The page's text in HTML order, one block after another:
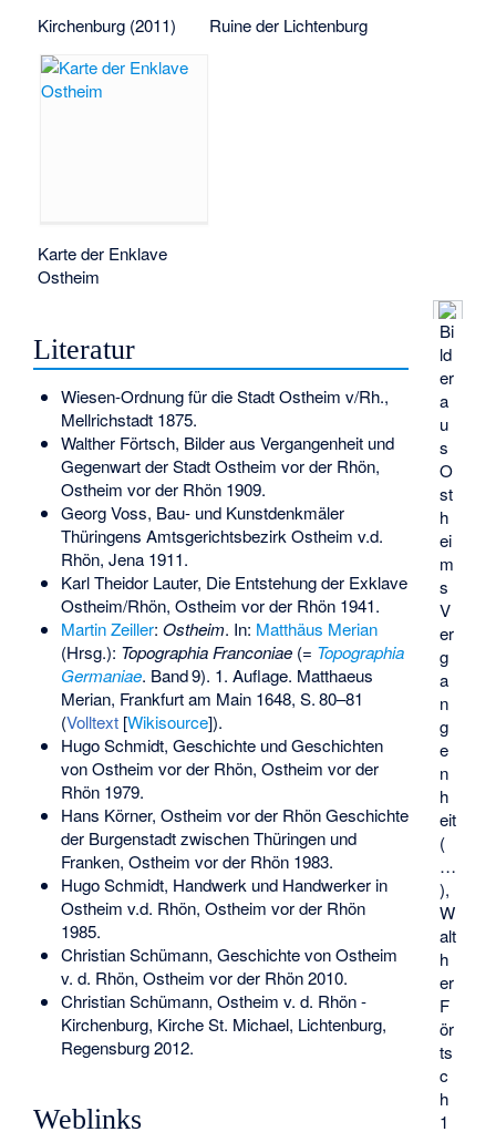
Kirchenburg (2011) Ruine der Lichtenburg
Karte der Enklave
Ostheim
Bi
ld
er
a
u
s
O
st
h
ei
m
s
V
er
g
a
n
g
e
n
h
eit
(
…
),
W
alt
h
er
F
ör
ts
c
h
1
Literatur
Wiesen-Ordnung für die Stadt Ostheim v/Rh.,
Mellrichstadt 1875.
Walther Förtsch, Bilder aus Vergangenheit und
Gegenwart der Stadt Ostheim vor der Rhön,
Ostheim vor der Rhön 1909.
Georg Voss, Bau- und Kunstdenkmäler
Thüringens Amtsgerichtsbezirk Ostheim v.d.
Rhön, Jena 1911.
Karl Theidor Lauter, Die Entstehung der Exklave
Ostheim/Rhön, Ostheim vor der Rhön 1941.
Martin Zeiller: Ostheim. In: Matthäus Merian
(Hrsg.): Topographia Franconiae(= Topographia
Germaniae. Band9). 1. Auflage. Matthaeus
Merian, Frankfurt am Main 1648, S.80–81
(Volltext[Wikisource]).
Hugo Schmidt, Geschichte und Geschichten
von Ostheim vor der Rhön, Ostheim vor der
Rhön 1979.
Hans Körner, Ostheim vor der Rhön Geschichte
der Burgenstadt zwischen Thüringen und
Franken, Ostheim vor der Rhön 1983.
Hugo Schmidt, Handwerk und Handwerker in
Ostheim v.d. Rhön, Ostheim vor der Rhön
1985.
Christian Schümann, Geschichte von Ostheim
v. d. Rhön, Ostheim vor der Rhön 2010.
Christian Schümann, Ostheim v. d. Rhön -
Kirchenburg, Kirche St. Michael, Lichtenburg,
Regensburg 2012.
Weblinks